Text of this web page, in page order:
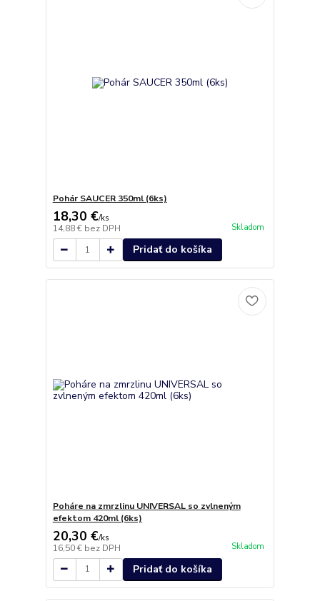
Pohár SAUCER 350ml (6ks)
18,30 €/ks
14,88 € bez DPH Skladom
Pridať do košíka
Poháre na zmrzlinu UNIVERSAL so zvlneným
efektom 420ml (6ks)
20,30 €/ks
16,50 € bez DPH Skladom
Pridať do košíka